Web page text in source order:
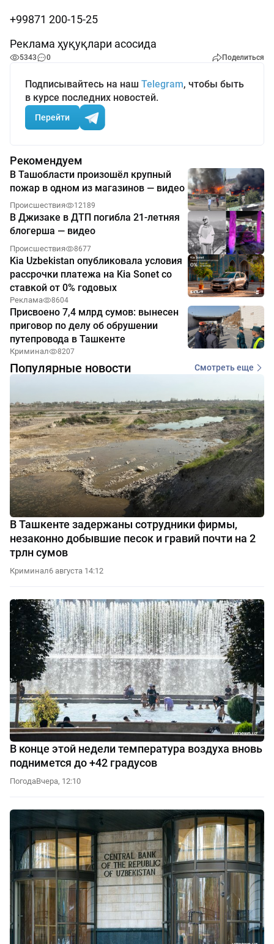
+99871 200-15-25
Реклама ҳуқуқлари асосида
5343 0 Поделиться
Подписывайтесь на наш Telegram, чтобы быть
в курсе последних новостей.
Перейти
Рекомендуем
В Ташобласти произошёл крупный
пожар в одном из магазинов — видео
Происшествия 12189
В Джизаке в ДТП погибла 21-летняя
блогерша — видео
Происшествия 8677
Kia Uzbekistan опубликовала условия
рассрочки платежа на Kia Sonet со
ставкой от 0% годовых
Реклама 8604
Присвоено 7,4 млрд сумов: вынесен
приговор по делу об обрушении
путепровода в Ташкенте
Криминал 8207
Популярные новости Смотреть еще
В Ташкенте задержаны сотрудники фирмы,
незаконно добывшие песок и гравий почти на 2
трлн сумов
Криминал6 августа 14:12
В конце этой недели температура воздуха вновь
поднимется до +42 градусов
ПогодаВчера, 12:10